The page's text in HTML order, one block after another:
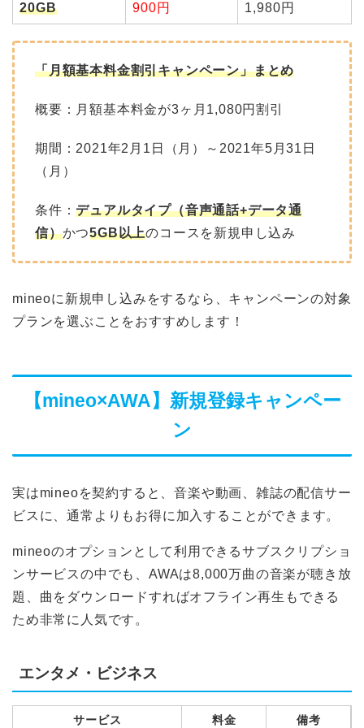
20GB 900円 1,980円
「月額基本料金割引キャンペーン」まとめ
概要：月額基本料金が3ヶ月1,080円割引
期間：2021年2月1日（月）～2021年5月31日
（月）
条件：デュアルタイプ（音声通話+データ通
信）かつ5GB以上のコースを新規申し込み
mineoに新規申し込みをするなら、キャンペーンの対象
プランを選ぶことをおすすめします！
【mineo×AWA】新規登録キャンペー
ン
実はmineoを契約すると、音楽や動画、雑誌の配信サー
ビスに、通常よりもお得に加入することができます。
mineoのオプションとして利用できるサブスクリプショ
ンサービスの中でも、AWAは8,000万曲の音楽が聴き放
題、曲をダウンロードすればオフライン再生もできる
ため非常に人気です。
エンタメ・ビジネス
サービス 料金 備考